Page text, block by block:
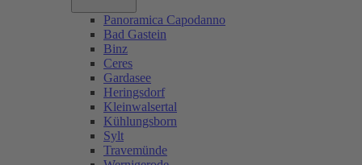
Panoramica Capodanno
Bad Gastein
Binz
Ceres
Gardasee
Heringsdorf
Kleinwalsertal
Kühlungsborn
Sylt
Travemünde